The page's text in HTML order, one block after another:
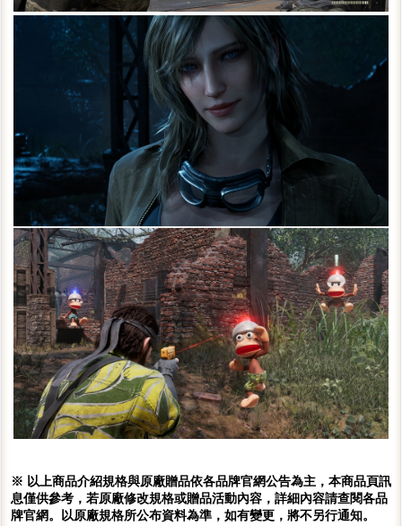
※ 以上商品介紹規格與原廠贈品依各品牌官網公告為主，本商品頁訊
息僅供參考，若原廠修改規格或贈品活動內容，詳細內容請查閱各品
牌官網。以原廠規格所公布資料為準，如有變更，將不另行通知。